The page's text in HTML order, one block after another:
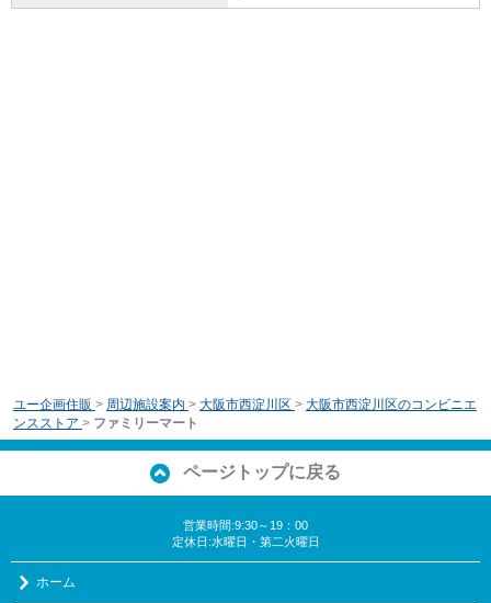
ユー企画住販 > 周辺施設案内 > 大阪市西淀川区 > 大阪市西淀川区のコンビニエ
ンスストア > ファミリーマート
ページトップに戻る
営業時間:9:30～19：00
定休日:水曜日・第二火曜日
ホーム